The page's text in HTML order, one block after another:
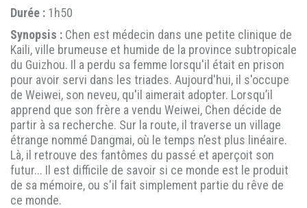
Durée : 1h50
Synopsis : Chen est médecin dans une petite clinique de
Kaili, ville brumeuse et humide de la province subtropicale
du Guizhou. Il a perdu sa femme lorsqu'il était en prison
pour avoir servi dans les triades. Aujourd'hui, il s'occupe
de Weiwei, son neveu, qu'il aimerait adopter. Lorsqu’il
apprend que son frère a vendu Weiwei, Chen décide de
partir à sa recherche. Sur la route, il traverse un village
étrange nommé Dangmai, où le temps n’est plus linéaire.
Là, il retrouve des fantômes du passé et aperçoit son
futur... Il est difficile de savoir si ce monde est le produit
de sa mémoire, ou s'il fait simplement partie du rêve de
ce monde.